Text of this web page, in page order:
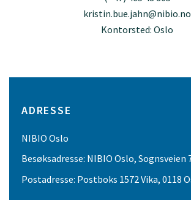
kristin.bue.jahn@nibio.no
Kontorsted: Oslo
ADRESSE
NIBIO Oslo
Besøksadresse: NIBIO Oslo, Sognsveien
Postadresse: Postboks 1572 Vika, 0118